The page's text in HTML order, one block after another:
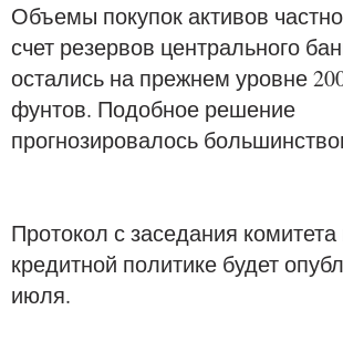
Объемы покупок активов
счет резервов центрального
остались на прежнем уровне
фунтов. Подобное решение
прогнозировалось
Протокол с заседания
кредитной политике будет
июля.